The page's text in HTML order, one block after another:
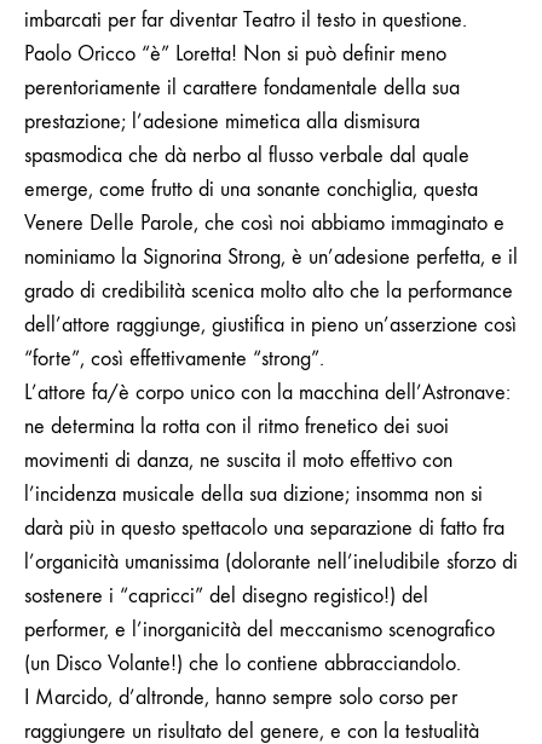
imbarcati per far diventar Teatro il testo in questione.
Paolo Oricco “è” Loretta! Non si può definir meno
perentoriamente il carattere fondamentale della sua
prestazione; l’adesione mimetica alla dismisura
spasmodica che dà nerbo al flusso verbale dal quale
emerge, come frutto di una sonante conchiglia, questa
Venere Delle Parole, che così noi abbiamo immaginato e
nominiamo la Signorina Strong, è un’adesione perfetta, e il
grado di credibilità scenica molto alto che la performance
dell’attore raggiunge, giustifica in pieno un’asserzione così
“forte”, così effettivamente “strong”.
L’attore fa/è corpo unico con la macchina dell’Astronave:
ne determina la rotta con il ritmo frenetico dei suoi
movimenti di danza, ne suscita il moto effettivo con
l’incidenza musicale della sua dizione; insomma non si
darà più in questo spettacolo una separazione di fatto fra
l’organicità umanissima (dolorante nell’ineludibile sforzo di
sostenere i “capricci” del disegno registico!) del
performer, e l’inorganicità del meccanismo scenografico
(un Disco Volante!) che lo contiene abbracciandolo.
I Marcido, d’altronde, hanno sempre solo corso per
raggiungere un risultato del genere, e con la testualità